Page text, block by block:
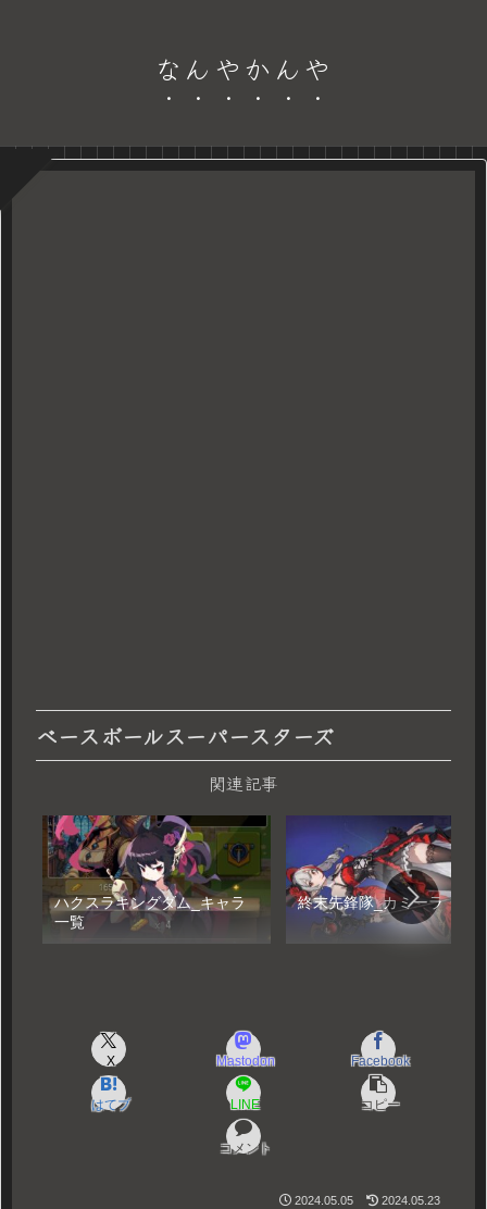
なんやかんや
ベースボールスーパースターズ
関連記事
ハクスラキングダム_キャラ
一覧
終末先鋒隊_カミーラ
X Mastodon Facebook
はてブ LINE コピー
コメント
2024.05.05 2024.05.23